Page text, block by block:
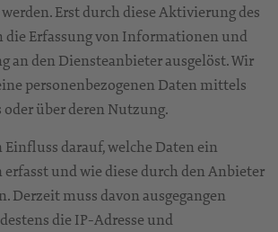
Erst durch diese Aktivierung des
die Erfassung von Informationen und
an den Diensteanbieter ausgelöst. Wir
personenbezogenen Daten mittels
oder über deren Nutzung.
darauf, welche Daten ein
und wie diese durch den Anbieter
Derzeit muss davon ausgegangen
die IP-Adresse und